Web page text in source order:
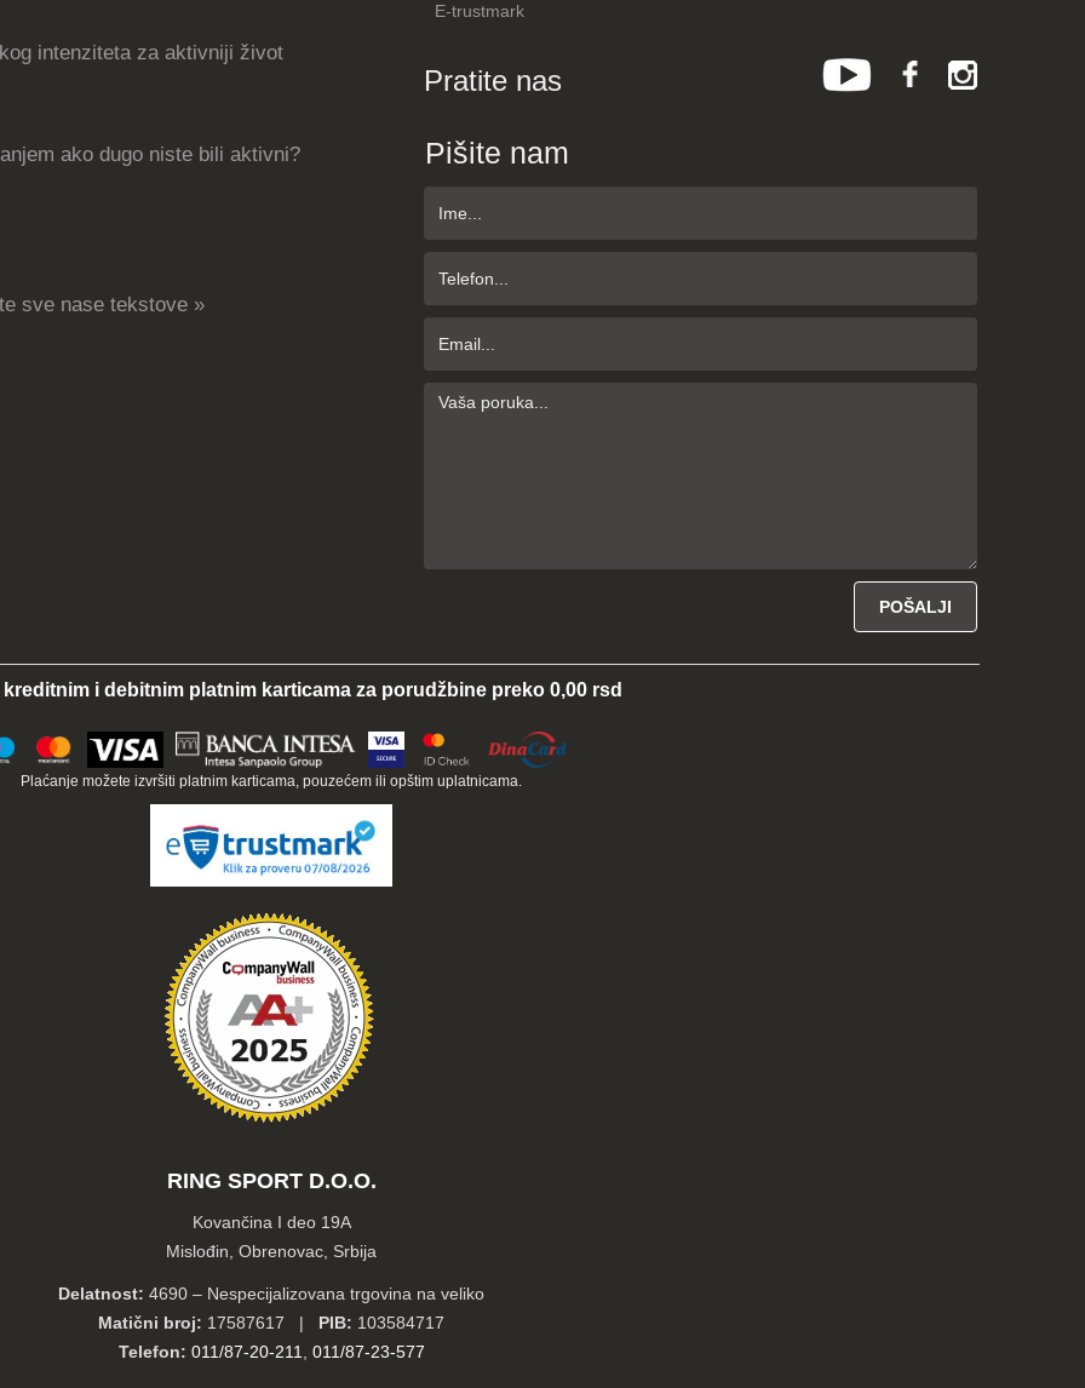
intenziteta za aktivniji život
ako dugo niste bili aktivni?
sve nase tekstove »
E-trustmark
Pratite nas
Pišite nam
kreditnim i debitnim platnim karticama za porudžbine preko 0,00 rsd
Plaćanje možete izvršiti platnim karticama, pouzećem ili opštim uplatnicama.
RING SPORT D.O.O.
Kovančina I deo 19A
Mislođin, Obrenovac, Srbija
Delatnost: 4690 – Nespecijalizovana trgovina na veliko
Matični broj: 17587617 | PIB: 103584717
Telefon: 011/87-20-211 011/87-23-577